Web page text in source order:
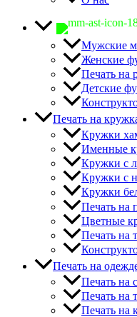
Мужские
Женские
Печать на
Детские
Печать на
Кружки
Именные
Кружки с
Кружки с
Кружки
Печать на
Цветные
Печать на
Печать на
Печать на
Печать на
Печать на